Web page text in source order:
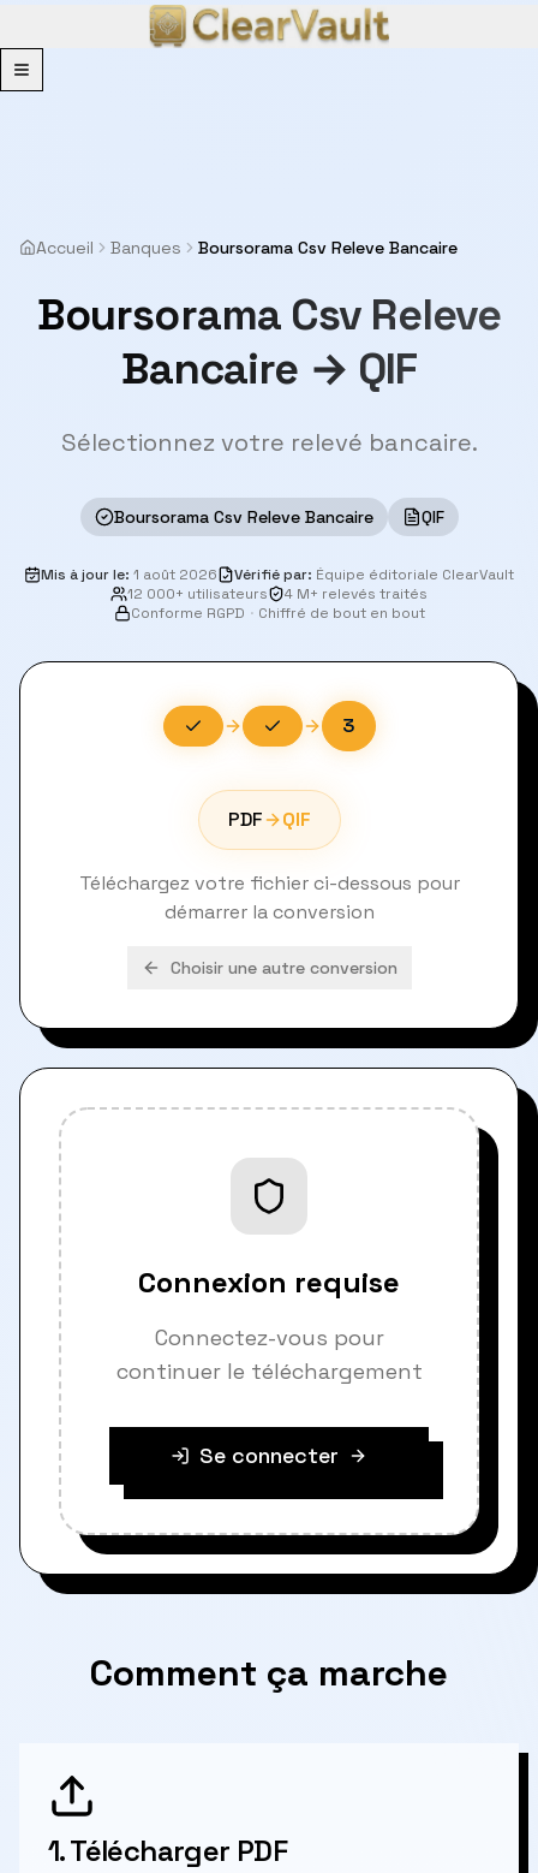
Menu
Accueil Banques Boursorama Csv Releve Bancaire
Boursorama Csv Releve
Bancaire → QIF
Sélectionnez votre relevé bancaire.
Boursorama Csv Releve Bancaire QIF
Mis à jour le: 1 août 2026 Vérifié par: Équipe éditoriale ClearVault
12 000+ utilisateurs
4 M+ relevés traités
Conforme RGPD · Chiffré de bout en bout
3
PDF QIF
Téléchargez votre fichier ci-dessous pour
démarrer la conversion
Choisir une autre conversion
Connexion requise
Connectez-vous pour
continuer le téléchargement
Se connecter
Comment ça marche
1.Télécharger PDF